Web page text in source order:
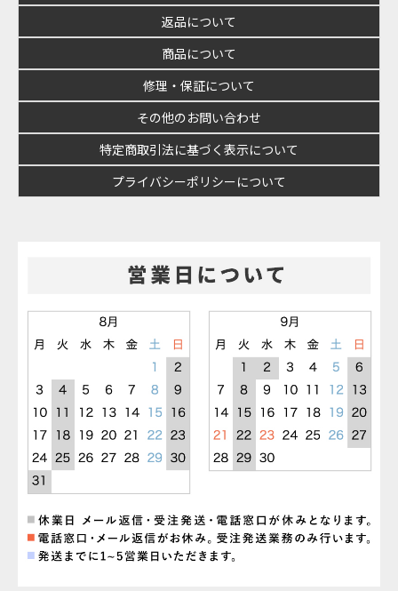
返品について
商品について
修理・保証について
その他のお問い合わせ
特定商取引法に基づく表示について
プライバシーポリシーについて